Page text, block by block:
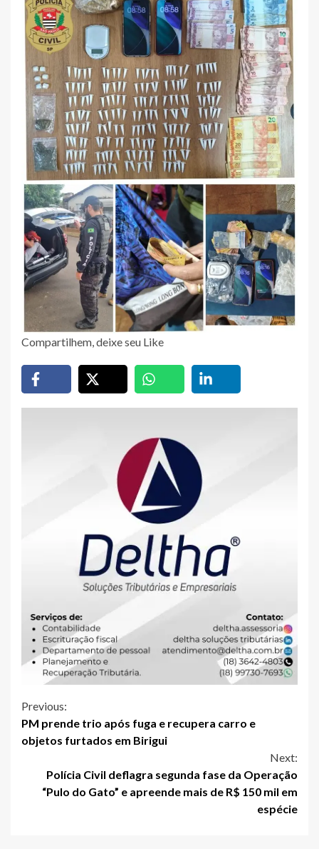
Compartilhem, deixe seu Like
Continue
Reading
Previous:
PM prende trio após fuga e recupera carro e
objetos furtados em Birigui
Next:
Polícia Civil deflagra segunda fase da Operação
“Pulo do Gato” e apreende mais de R$ 150 mil em
espécie